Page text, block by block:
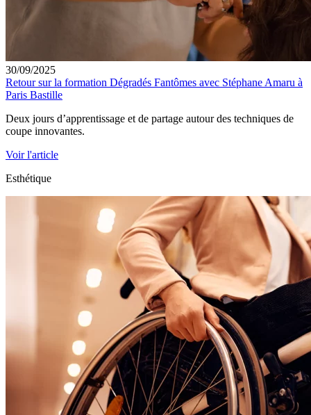
30/09/2025
Retour sur la formation Dégradés Fantômes avec Stéphane Amaru à
Paris Bastille
Deux jours d’apprentissage et de partage autour des techniques de
coupe innovantes.
Voir l'article
Esthétique